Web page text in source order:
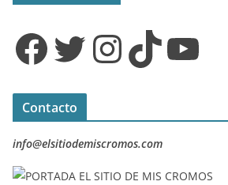
Facebook Twitter InstagramTikTok YouTube
Contacto
info@elsitiodemiscromos.com